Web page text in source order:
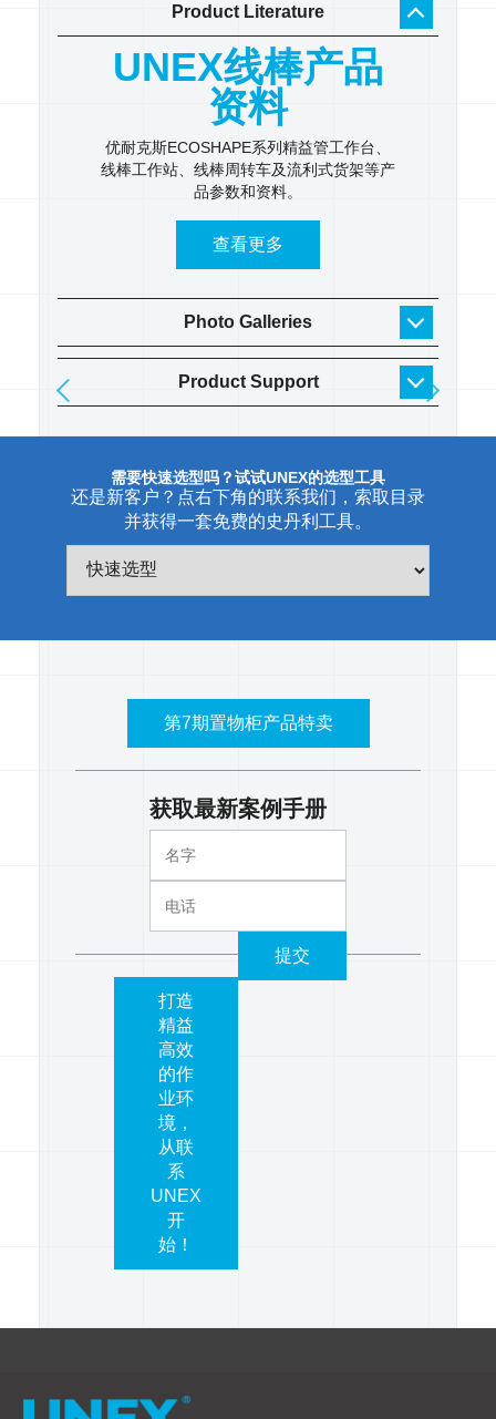
Product Literature
UNEX线棒产品
资料
优耐克斯ECOSHAPE系列精益管工作台、
线棒工作站、线棒周转车及流利式货架等产
品参数和资料。
查看更多
Photo Galleries
Product Support
需要快速选型吗？试试UNEX的选型工具
还是新客户？点右下角的联系我们，索取目录
并获得一套免费的史丹利工具。
第7期置物柜产品特卖
获取最新案例手册
提交
打造
精益
高效
的作
业环
境，
从联
系
UNEX
开
始！